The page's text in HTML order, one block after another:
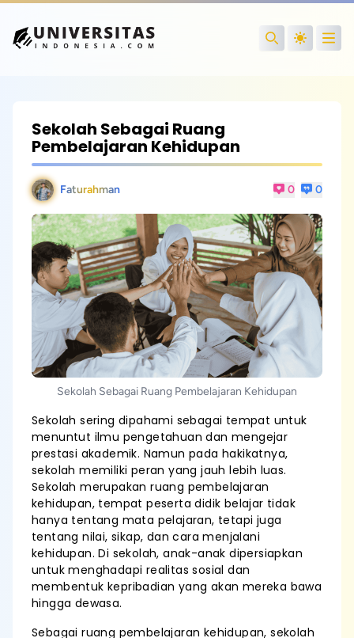
Search
Sekolah Sebagai Ruang
Pembelajaran Kehidupan
Faturahman 0 0
Sekolah Sebagai Ruang Pembelajaran Kehidupan
Sekolah sering dipahami sebagai tempat untuk
menuntut ilmu pengetahuan dan mengejar
prestasi akademik. Namun pada hakikatnya,
sekolah memiliki peran yang jauh lebih luas.
Sekolah merupakan ruang pembelajaran
kehidupan, tempat peserta didik belajar tidak
hanya tentang mata pelajaran, tetapi juga
tentang nilai, sikap, dan cara menjalani
kehidupan. Di sekolah, anak-anak dipersiapkan
untuk menghadapi realitas sosial dan
membentuk kepribadian yang akan mereka bawa
hingga dewasa.
Sebagai ruang pembelajaran kehidupan, sekolah